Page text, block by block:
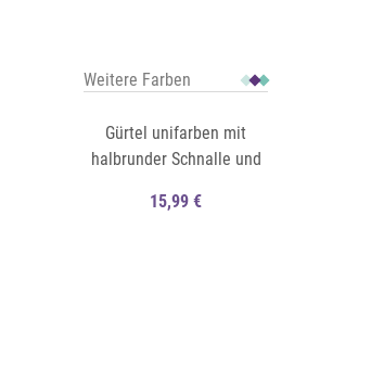
Weitere Farben
Gürtel unifarben mit
halbrunder Schnalle und
15,99 €